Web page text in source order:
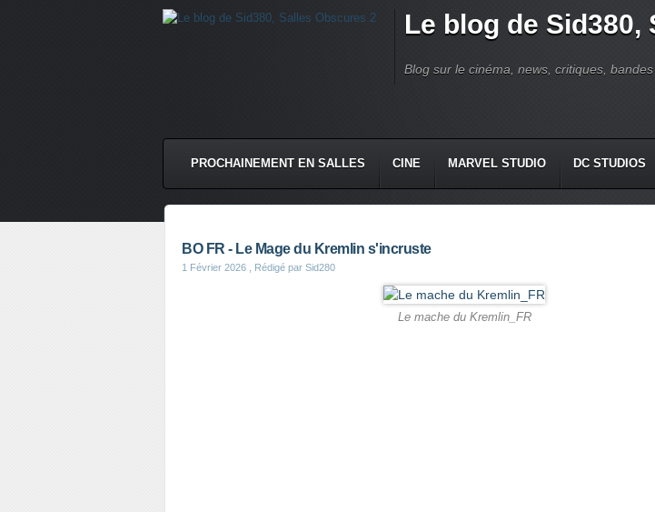
Le blog de Sid380,
Blog sur le cinéma, news, critiques,
PROCHAINEMENT EN SALLES CINE MARVEL STUDIO DC STUDIOS
BO FR - Le Mage du Kremlin s'incruste
1 Février 2026 , Rédigé par Sid280
Le mache du Kremlin_FR